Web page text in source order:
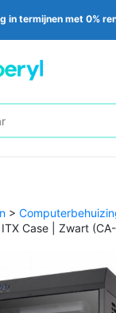
in termijnen met 0%
>
Case | Zwart